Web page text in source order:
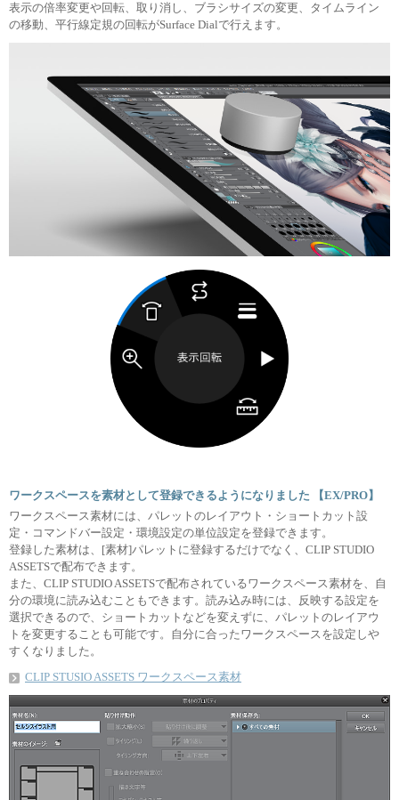
表示の倍率変更や回転、取り消し、ブラシサイズの変更、タイムライン
の移動、平行線定規の回転がSurface Dialで行えます。
ワークスペースを素材として登録できるようになりました 【EX/PRO】
ワークスペース素材には、パレットのレイアウト・ショートカット設
定・コマンドバー設定・環境設定の単位設定を登録できます。
登録した素材は、[素材]パレットに登録するだけでなく、CLIP STUDIO
ASSETSで配布できます。
また、CLIP STUDIO ASSETSで配布されているワークスペース素材を、自
分の環境に読み込むこともできます。読み込み時には、反映する設定を
選択できるので、ショートカットなどを変えずに、パレットのレイアウ
トを変更することも可能です。自分に合ったワークスペースを設定しや
すくなりました。
CLIP STUSIO ASSETS ワークスペース素材